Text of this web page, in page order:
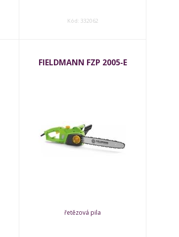
Kód: 332062
FIELDMANN FZP 2005-E
řetězová pila